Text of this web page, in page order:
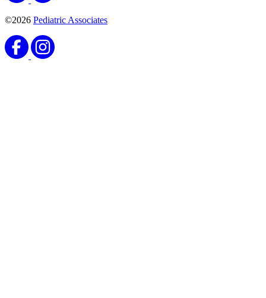
©2026 Pediatric Associates